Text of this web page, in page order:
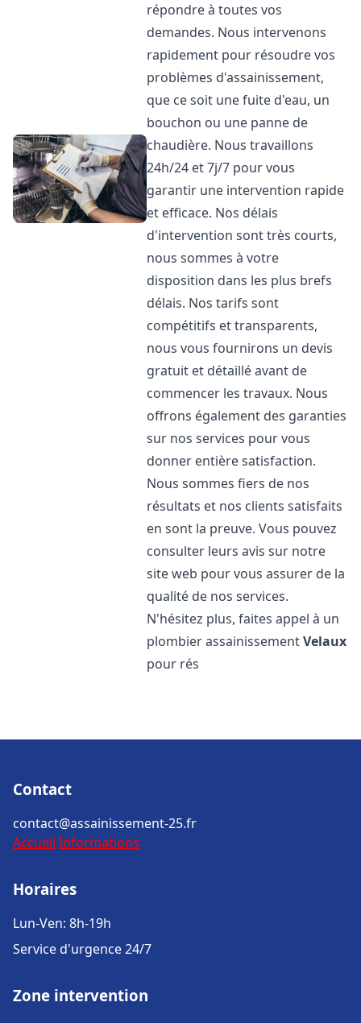
répondre à toutes vos
demandes. Nous intervenons
rapidement pour résoudre vos
problèmes d'assainissement,
que ce soit une fuite d'eau, un
bouchon ou une panne de
chaudière. Nous travaillons
24h/24 et 7j/7 pour vous
garantir une intervention rapide
et efficace. Nos délais
d'intervention sont très courts,
nous sommes à votre
disposition dans les plus brefs
délais. Nos tarifs sont
compétitifs et transparents,
nous vous fournirons un devis
gratuit et détaillé avant de
commencer les travaux. Nous
offrons également des garanties
sur nos services pour vous
donner entière satisfaction.
Nous sommes fiers de nos
résultats et nos clients satisfaits
en sont la preuve. Vous pouvez
consulter leurs avis sur notre
site web pour vous assurer de la
qualité de nos services.
N'hésitez plus, faites appel à un
plombier assainissementVelaux
pour rés
Contact
contact@assainissement-25.fr
Accueil Informations
Horaires
Lun-Ven: 8h-19h
Service d'urgence 24/7
Zone intervention